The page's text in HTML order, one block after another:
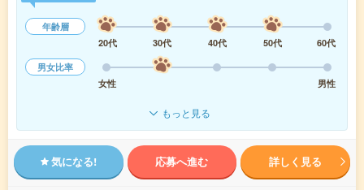
年齢層
20代
30代 40代 50代
60代
男女比率
女性
男性
もっと見る
気になる! 応募へ進む 詳しく見る